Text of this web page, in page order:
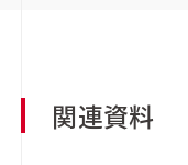
関連資料